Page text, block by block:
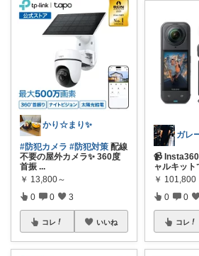
かり☆まり✨
#防犯カメラ #防犯対策 配線
不要の屋外カメラ✨ 360度
首振 ...
￥ 13,800～
0 0 3
コレ いいね
📹
ャルキット
￥ 101,800
0 0
コレ